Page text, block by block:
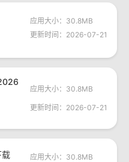
应用大小：30.8MB
更新时间：2026-07-21
应用大小：30.8MB
更新时间：2026-07-21
应用大小：30.8MB